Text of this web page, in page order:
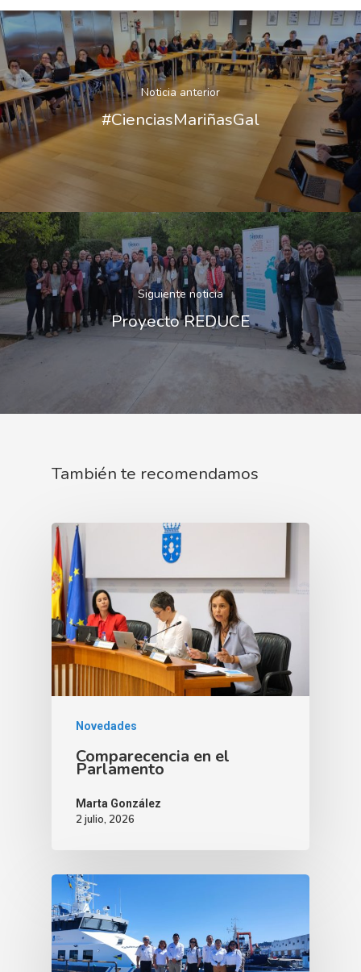
Noticia anterior
#CienciasMariñasGal
Siguiente noticia
Proyecto REDUCE
También te recomendamos
Novedades
Comparecencia en el
Parlamento
Marta González
2 julio, 2026